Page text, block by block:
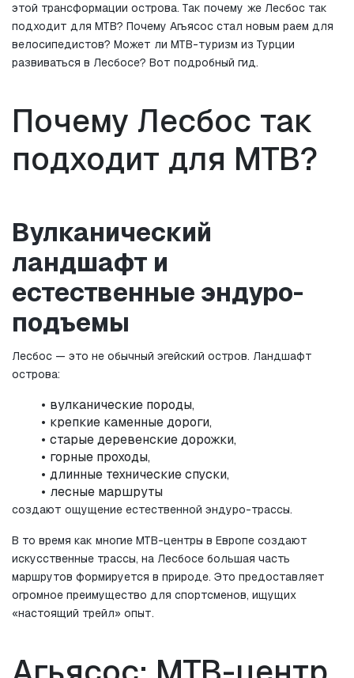
этой трансформации острова. Так почему же Лесбос так
подходит для MTB? Почему Агьясос стал новым раем для
велосипедистов? Может ли MTB-туризм из Турции
развиваться в Лесбосе? Вот подробный гид.
Почему Лесбос так
подходит для MTB?
Вулканический
ландшафт и
естественные эндуро-
подъемы
Лесбос — это не обычный эгейский остров. Ландшафт
острова:
вулканические породы,
крепкие каменные дороги,
старые деревенские дорожки,
горные проходы,
длинные технические спуски,
лесные маршруты
создают ощущение естественной эндуро-трассы.
В то время как многие MTB-центры в Европе создают
искусственные трассы, на Лесбосе большая часть
маршрутов формируется в природе. Это предоставляет
огромное преимущество для спортсменов, ищущих
«настоящий трейл» опыт.